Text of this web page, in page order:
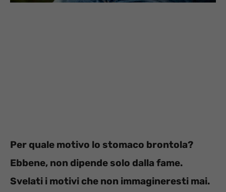
Per quale motivo lo stomaco brontola?
Ebbene, non dipende solo dalla fame.
Svelati i motivi che non immagineresti mai.